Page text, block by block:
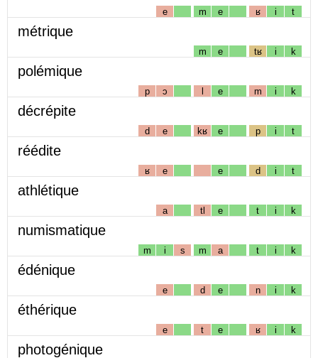
e m e ʁ i t
métrique
m e tʁ i k
polémique
p ɔ l e m i k
décrépite
d e kʁ e p i t
réédite
ʁ e e d i t
athlétique
a tl e t i k
numismatique
m i s m a t i k
édénique
e d e n i k
éthérique
e t e ʁ i k
photogénique